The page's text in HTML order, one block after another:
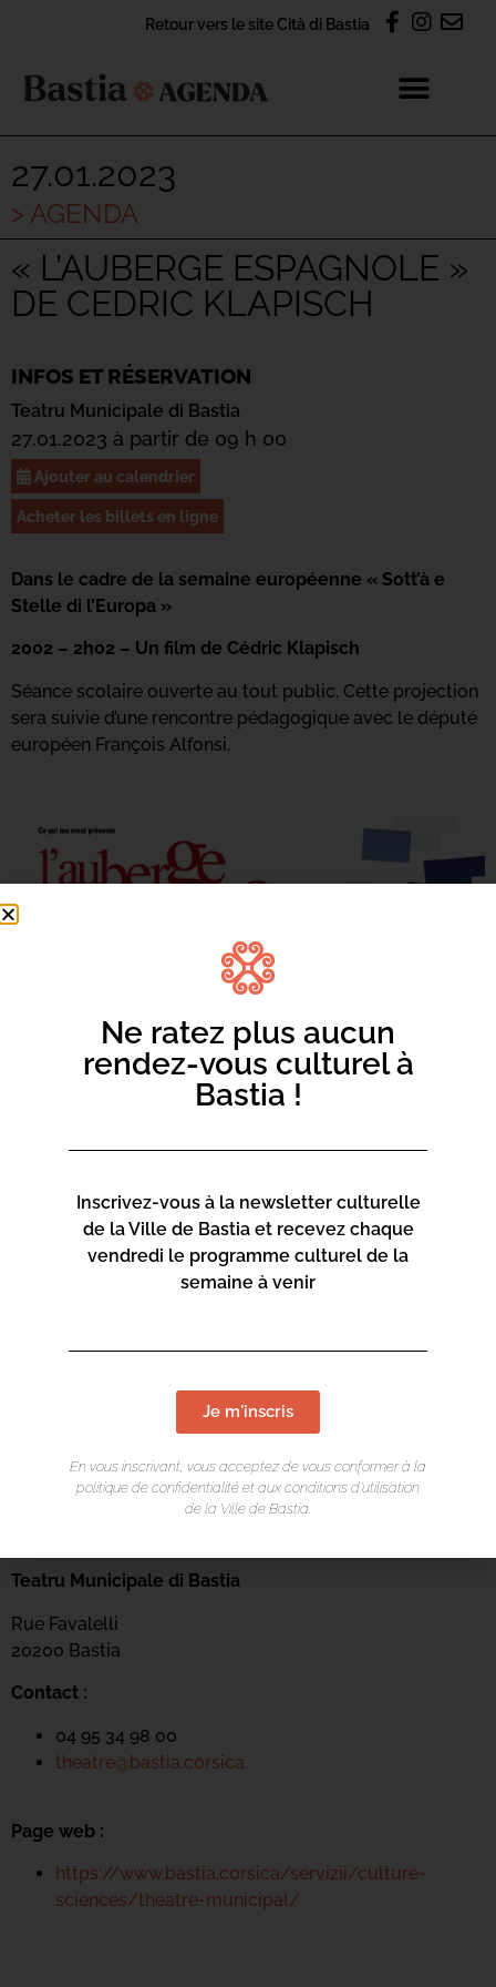
Retour vers le site Cità di Bastia
27.01.2023
> AGENDA
« L’AUBERGE ESPAGNOLE »
DE CEDRIC KLAPISCH
INFOS ET RÉSERVATION
Teatru Municipale di Bastia
27.01.2023 à partir de 09 h 00
Ajouter au calendrier
Acheter les billets en ligne
Dans le cadre de la semaine européenne « Sott’à e
Stelle di l’Europa »
2002 – 2h02 – Un film de Cédric Klapisch
Séance scolaire ouverte au tout public. Cette projection
sera suivie d’une rencontre pédagogique avec le député
européen François Alfonsi.
Teatru Municipale di Bastia
Rue Favalelli
20200 Bastia
Contact :
04 95 34 98 00
theatre@bastia.corsica
Page web :
https://www.bastia.corsica/servizii/culture-
sciences/theatre-municipal/
Ne ratez plus aucun
rendez-vous culturel à
Bastia !
Inscrivez-vous à la newsletter culturelle
de la Ville de Bastia et recevez chaque
vendredi le programme culturel de la
semaine à venir
Je m'inscris
En vous inscrivant, vous acceptez de vous conformer à la
politique de confidentialité et aux conditions d’utilisation
de la Ville de Bastia.